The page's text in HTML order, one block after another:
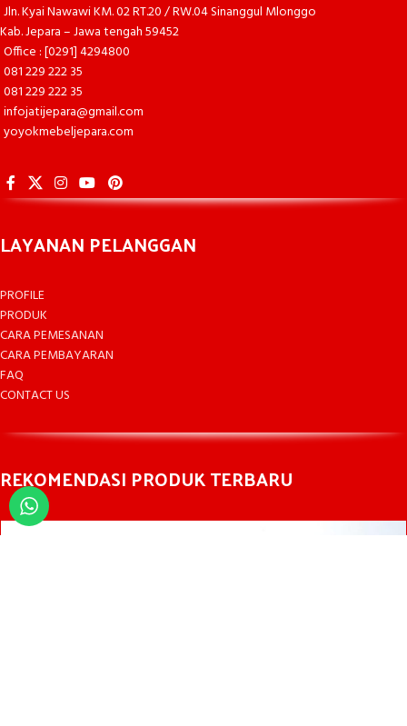
Jln. Kyai Nawawi KM. 02 RT.20 / RW.04 Sinanggul Mlonggo
Kab. Jepara – Jawa tengah 59452
Office : [0291] 4294800
081 229 222 35
081 229 222 35
infojatijepara@gmail.com
yoyokmebeljepara.com
LAYANAN PELANGGAN
PROFILE
PRODUK
CARA PEMESANAN
CARA PEMBAYARAN
FAQ
CONTACT US
REKOMENDASI PRODUK TERBARU